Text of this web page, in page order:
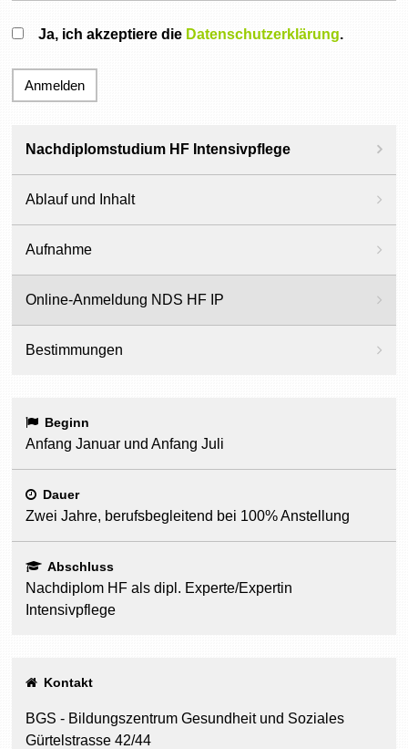
Ja, ich akzeptiere die Datenschutzerklärung.
Nachdiplomstudium HF Intensivpflege
Ablauf und Inhalt
Aufnahme
Online-Anmeldung NDS HF IP
Bestimmungen
Beginn
Anfang Januar und Anfang Juli
Dauer
Zwei Jahre, berufsbegleitend bei 100% Anstellung
Abschluss
Nachdiplom HF als dipl. Experte/Expertin
Intensivpflege
Kontakt
BGS - Bildungszentrum Gesundheit und Soziales
Gürtelstrasse 42/44